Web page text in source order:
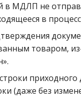
в МДЛП не
в
товаром,
(даже без